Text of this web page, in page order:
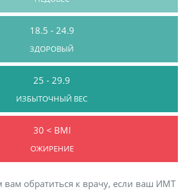
18.5 - 24.9
ЗДОРОВЫЙ
25 - 29.9
ИЗБЫТОЧНЫЙ ВЕС
30 < BMI
ОЖИРЕНИЕ
обратиться к врачу, если ваш ИМТ